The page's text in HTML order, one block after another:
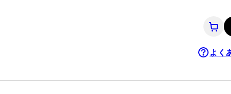
よく